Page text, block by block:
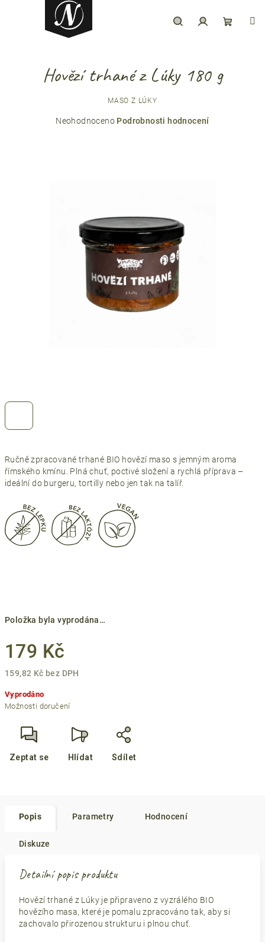
Ručně zpracované trhané BIO hovězí maso s jemným aroma
římského kmínu. Plná chuť, poctivé složení a rychlá příprava –
ideální do burgeru, tortilly nebo jen tak na talíř.
Položka byla vyprodána…
179 Kč
159,82 Kč bez DPH
cena:
Vyprodáno
Možnosti doručení
Zeptat se Hlídat Sdílet
Hovězí trhané z Lúky 180 g
MASO Z LÚKY
Průměrné
Neohodnoceno Podrobnosti hodnocení
Popis Parametry Hodnocení
Diskuze
Detailní popis produktu
Hovězí trhané z Lúky je připraveno z vyzrálého BIO
hovězího masa, které je pomalu zpracováno tak, aby si
zachovalo přirozenou strukturu i plnou chuť.